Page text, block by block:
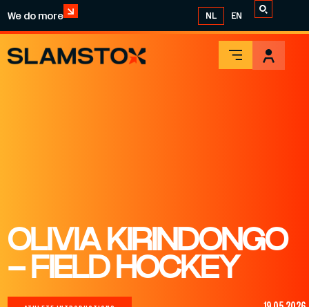
We do more NL EN
OLIVIA KIRINDONGO
– FIELD HOCKEY